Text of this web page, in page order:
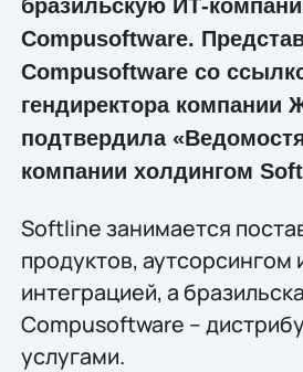
бразильскую ИТ-
Compusoftware.
Compusoftware со
гендиректора компании
подтвердила
компании холдингом
Softline занимается
продуктов, аутсорсингом
интеграцией, а
Compusoftware –
услугами.